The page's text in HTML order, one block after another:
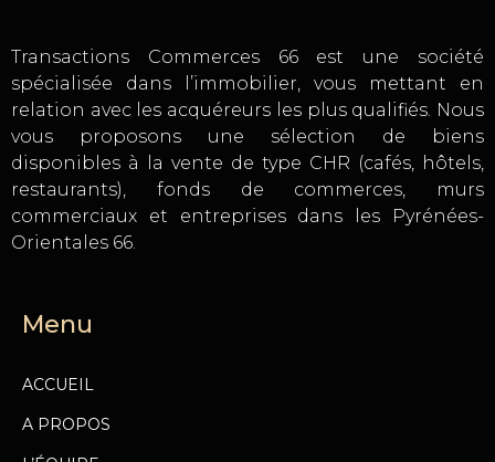
Transactions Commerces 66 est une société
spécialisée dans l’immobilier, vous mettant en
relation avec les acquéreurs les plus qualifiés. Nous
vous proposons une sélection de biens
disponibles à la vente de type CHR (cafés, hôtels,
restaurants), fonds de commerces, murs
commerciaux et entreprises dans les Pyrénées-
Orientales 66.
Menu
ACCUEIL
A PROPOS